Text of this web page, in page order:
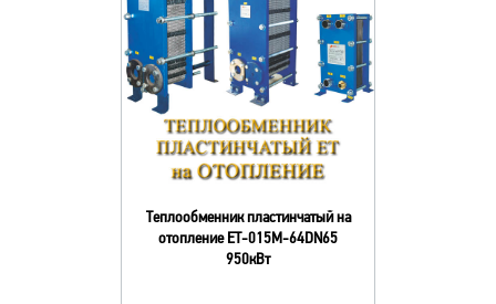
Теплообменник пластинчатый на
отопление ЕТ-015М-64DN65
950кВт